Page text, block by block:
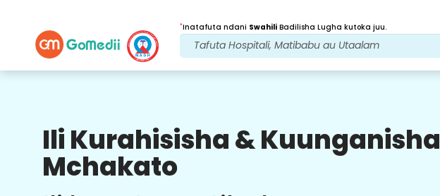
*Inatafuta ndani Swahili Badilisha Lugha kutoka juu.
Ili Kurahisisha & Kuunganisha
Mchakato
Faida Zetu
Baada ya
Matibabu ufuatiliaji